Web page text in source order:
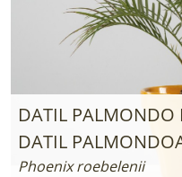
DATIL
DATIL
Phoenix roebelenii